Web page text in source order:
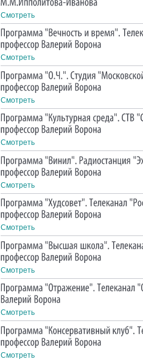
Смотреть
Смотреть
Смотреть
Смотреть
Смотреть
Смотреть
Смотреть
Смотреть
Смотреть